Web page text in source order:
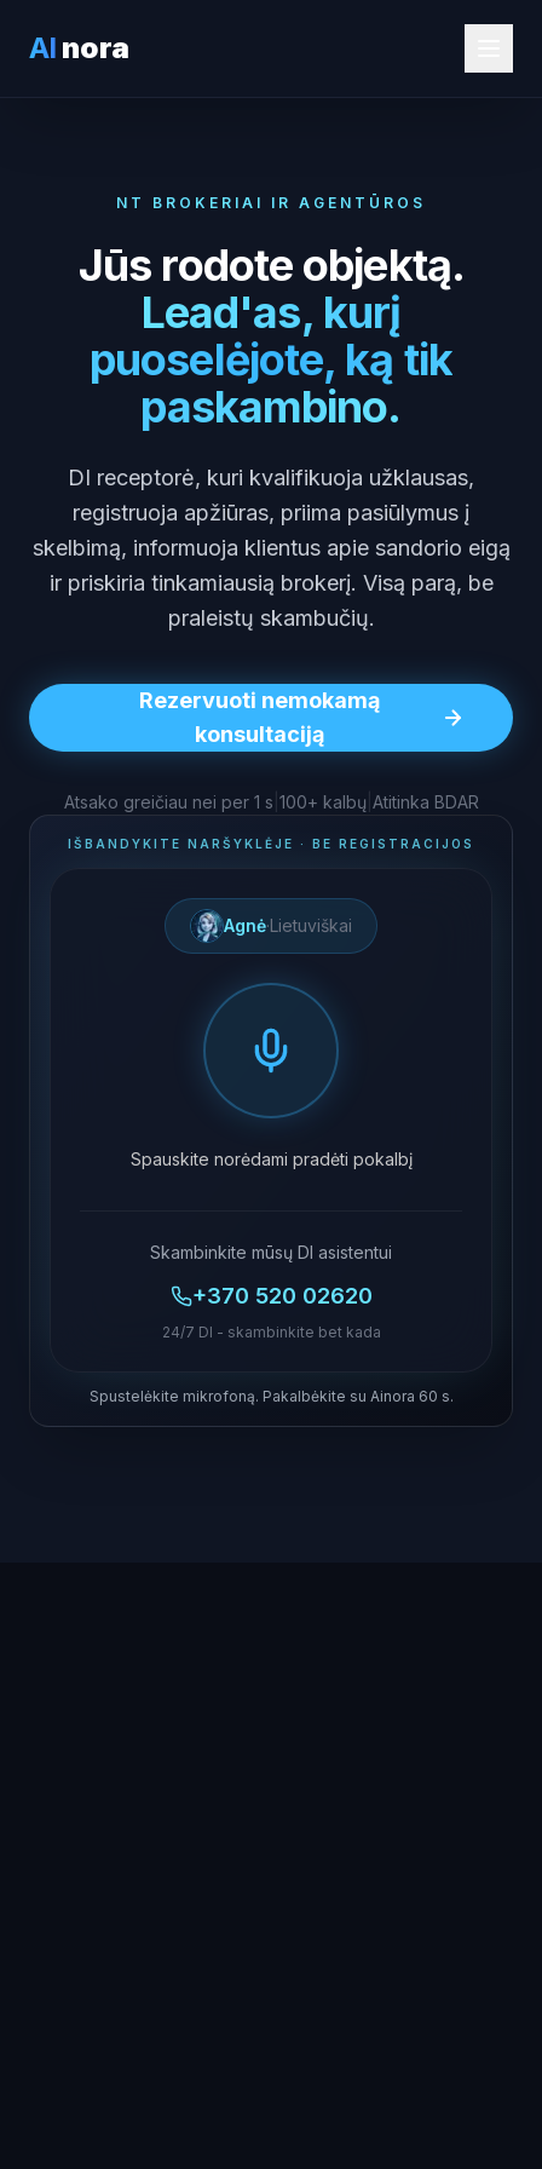
AI nora
NT BROKERIAI IR AGENTŪROS
Jūs rodote objektą.
Lead'as, kurį
puoselėjote, ką tik
paskambino.
DI receptorė, kuri kvalifikuoja užklausas,
registruoja apžiūras, priima pasiūlymus į
skelbimą, informuoja klientus apie sandorio eigą
ir priskiria tinkamiausią brokerį. Visą parą, be
praleistų skambučių.
Rezervuoti nemokamą
konsultaciją
Atsako greičiau nei per 1 s 100+ kalbų Atitinka BDAR
IŠBANDYKITE NARŠYKLĖJE · BE REGISTRACIJOS
Agnė·Lietuviškai
Spauskite norėdami pradėti pokalbį
Skambinkite mūsų DI asistentui
+370 520 02620
24/7 DI - skambinkite bet kada
Spustelėkite mikrofoną. Pakalbėkite su Ainora 60 s.